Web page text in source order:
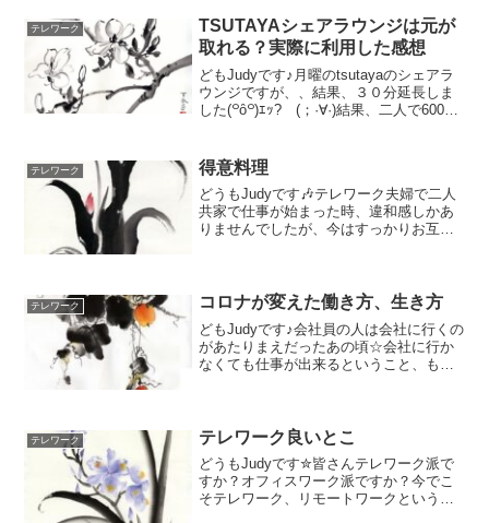
テレワーク
TSUTAYAシェアラウンジは元が
取れる？実際に利用した感想
どもJudyです♪月曜のtsutayaのシェアラ
ウンジですが、、結果、３０分延長しま
した(꒪ȏ꒪)ｴｯ? (；·∀·)結果、二人で6000
アルコールプラ...
テレワーク 得意料理
どうもJudyです🎶テレワーク夫婦で二人
共家で仕事が始まった時、違和感しかあ
りませんでしたが、今はすっかりお互い
ンナ（Geep)に料...
テレワーク コロナが変えた働き方、生き方
どもJudyです♪会社員の人は会社に行くの
があたりまえだったあの頃☆会社に行か
なくても仕事が出来るということ、もう
オフィスで仕事する...
テレワーク テレワーク良いとこ
どうもJudyです✮皆さんテレワーク派で
すか？オフィスワーク派ですか？今でこ
そテレワーク、リモートワークという言